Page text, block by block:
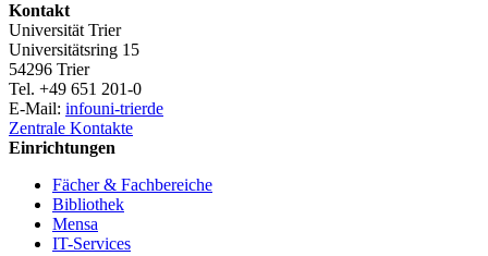
Kontakt
Universität Trier
Universitätsring 15
54296 Trier
Tel. +49 651 201-0
E-Mail: infouni-trierde
Zentrale Kontakte
Einrichtungen
Fächer & Fachbereiche
Bibliothek
Mensa
IT-Services